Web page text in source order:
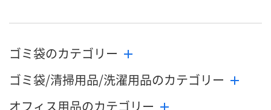
ゴミ袋のカテゴリー
ゴミ袋/清掃用品/洗濯用品のカテゴリー
オフィス用品のカテゴリー